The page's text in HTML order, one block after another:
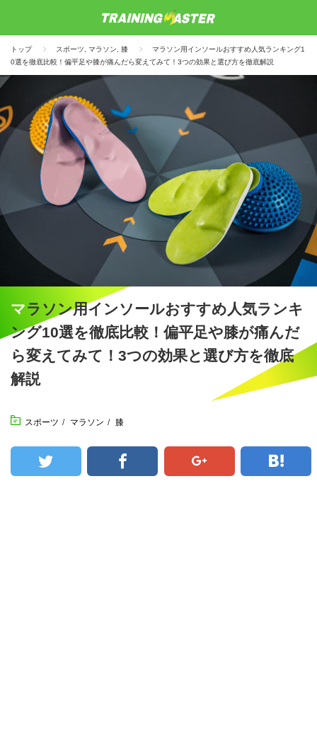
トップ スポーツ マラソン 膝
マラソン用インソールおすすめ人気ランキング1
0選を徹底比較！偏平足や膝が痛んだら変えてみて！3つの効果と選び方を徹底解説
マラソン用インソールおすすめ人気ランキ
ング10選を徹底比較！偏平足や膝が痛んだ
ら変えてみて！3つの効果と選び方を徹底
解説
スポーツ / マラソン / 膝